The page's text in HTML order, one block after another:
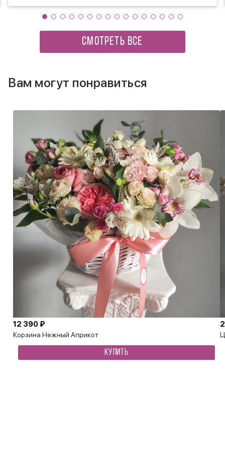
СМОТРЕТЬ ВСЕ
Вам могут понравиться
Корзина Нежный Априкот
12 390 ₽
КУПИТЬ